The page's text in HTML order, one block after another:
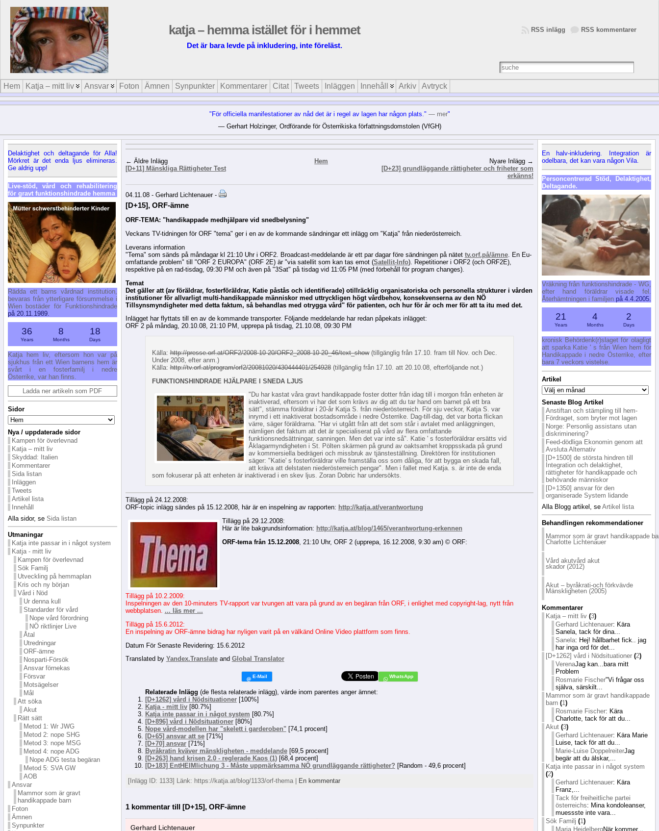
katja – hemma istället för i hemmet
Det är bara levde på inkludering, inte föreläst.
RSS kommentarer
RSS inlägg
Hem Katja – mitt liv Ansvar Foton Ämnen Synpunkter Kommentarer Citat Tweets Inläggen Innehåll Arkiv Avtryck
"För officiella manifestationer av nåd det är i regel av lagen har någon plats." — mer"
— Gerhart Holzinger, Ordförande för Österrikiska författningsdomstolen (VfGH)
Delaktighet och deltagande för Alla!
Mörkret är det enda ljus elimineras.
Ge aldrig upp!
Live-stöd, vård och rehabilitering
för gravt funktionshindrade hemma
Rädda ett barns vårdnad institution,
bevaras från ytterligare försummelse i
Wien bostäder för Funktionshindrade
på 20.11.1989.
36
Years
8
Months
18
Days
Katja hem liv, eftersom hon var på
sjukhus från ett Wien barnens hem är
svårt i en fosterfamilj i nedre
Österrike, var han finns.
Ladda ner artikeln som PDF
Sidor
Nya / uppdaterade sidor
Kampen för överlevnad
Katja – mitt liv
Skyddad: Italien
Kommentarer
Sida listan
Inläggen
Tweets
Artikel lista
Innehåll
Alla sidor, se Sida listan
Utmaningar
Katja inte passar in i något system
Katja - mitt liv
Kampen för överlevnad
Sök Familj
Utveckling på hemmaplan
Kris och ny början
Vård i Nöd
Ur denna kull
Standarder för vård
Nope vård förordning
NÖ riktlinjer Live
Åtal
Utredningar
ORF-ämne
Nosparti-Försök
Ansvar förnekas
Försvar
Motsägelser
Mål
Att söka
Akut
Rätt sätt
Metod 1: Wr JWG
Metod 2: nope SHG
Metod 3: nope MSG
Metod 4: nope ADG
Nope ADG testa begäran
Metod 5: SVA GW
AOB
Ansvar
Mammor som är gravt
handikappade barn
Foton
Ämnen
Synpunkter
← Äldre Inlägg
[D+11] Mänskliga Rättigheter Test
Hem
Nyare Inlägg →
[D+23] grundläggande rättigheter och friheter som
erkänns!
04.11.08 - Gerhard Lichtenauer -
[D+15], ORF-ämne
ORF-TEMA: "handikappade medhjälpare vid snedbelysning"
Veckans TV-tidningen för ORF "tema" ger i en av de kommande sändningar ett inlägg om "Katja" från niederösterreich.
Leverans information
"Tema" som sänds på måndagar kl 21:10 Uhr i ORF2. Broadcast-meddelande är ett par dagar före sändningen på nätet tv.orf.på/ämne. En Eu-
omfattande problem" till "ORF 2 EUROPA" (ORF 2E) är "via satellit som kan tas emot (Satellit-Info). Repetitioner i ORF2 (och ORF2E),
respektive på en rad-tisdag, 09:30 PM och även på "3Sat" på tisdag vid 11:05 PM (med förbehåll för program changes).
Temat
Det gäller att (av föräldrar, fosterföräldrar, Katie påstås och identifierade) otillräcklig organisatoriska och personella strukturer i vården
institutioner för allvarligt multi-handikappade människor med uttryckligen högt vårdbehov, konsekvenserna av den NÖ
Tillsynsmyndigheter med detta faktum, så behandlas med otrygga vård" för patienten, och hur för år och mer för att ta itu med det.
Inlägget har flyttats till en av de kommande transporter. Följande meddelande har redan påpekats inlägget:
ORF 2 på måndag, 20.10.08, 21:10 PM, upprepa på tisdag, 21.10.08, 09:30 PM
Källa:http://presse.orf.at/ORF2/2008-10-20/ORF2_2008-10-20_46/text_show(tillgänglig från 17.10. fram till Nov. och Dec.
Under 2008, efter anm.)
Källa:http://tv.orf.at/program/orf2/20081020/430444401/254928(tillgänglig från 17.10. att 20.10.08, efterföljande not.)
FUNKTIONSHINDRADE HJÄLPARE I SNEDA LJUS
"Du har kastat våra gravt handikappade foster dotter från idag till i morgon från enheten är
inaktiverad, eftersom vi har det som krävs av dig att du tar hand om barnet på ett bra
sätt", stämma föräldrar i 20-år Katja S. från niederösterreich. För sju veckor, Katja S. var
inrymd i ett inaktiverat bostadsområde i nedre Österrike. Dag-till-dag, det var borta flickan
värre, säger föräldrarna. "Har vi utgått från att det som står i avtalet med anläggningen,
nämligen det faktum att det är specialiserat på vård av flera omfattande
funktionsnedsättningar, sanningen. Men det var inte så". Katie ' s fosterföräldrar ersätts vid
Åklagarmyndigheten i St. Pölten skärmen på grund av oaktsamhet kroppsskada på grund
av kommersiella bedrägeri och missbruk av tjänsteställning. Direktören för institutionen
säger: "Katie' s fosterföräldrar ville framställa oss som dåliga, för att bygga en skada fall,
att kräva att delstaten niederösterreich pengar". Men i fallet med Katja. s. är inte de enda
som fokuserar på att enheten är inaktiverad i en skev ljus. Zoran Dobric har undersökts.
Tillägg på 24.12.2008:
ORF-topic inlägg sändes på 15.12.2008, här är en inspelning av rapporten: http://katja.at/verantwortung
Tillägg på 29.12.2008:
Här är lite bakgrundsinformation: http://katja.at/blog/1465/verantwortung-erkennen
ORF-tema från 15.12.2008, 21:10 Uhr, ORF 2 (upprepa, 16.12.2008, 9:30 am) © ORF:
Tillägg på 10.2.2009:
Inspelningen av den 10-minuters TV-rapport var tvungen att vara på grund av en begäran från ORF, i enlighet med copyright-lag, nytt från
webbplatsen. ... läs mer ...
Tillägg på 15.6.2012:
En inspelning av ORF-ämne bidrag har nyligen varit på en välkänd Online Video plattform som finns.
Datum För Senaste Revidering: 15.6.2012
Translated by Yandex.Translateand Global Translator
Relaterade Inlägg (de flesta relaterade inlägg), värde inom parentes anger ämnet:
[D+1262] vård i Nödsituationer[100%]
Katja - mitt liv[80.7%]
Katja inte passar in i något system [80.7%]
[D+896] vård i Nödsituationer[80%]
Nope vård-modellen har "skelett i garderoben"[74,1 procent]
[D+65] ansvar att se[71%]
[D+70] ansvar[71%]
Byråkratin kväver mänskligheten - meddelande[69,5 procent]
[D+263] hand krisen 2.0 - reglerade Kaos (1)[68,4 procent]
[D+183] EntHEIMlichung 3 - Måste uppmärksamma NÖ grundläggande rättigheter? [Random - 49,6 procent]
[Inlägg ID: 1133] Länk: https://katja.at/blog/1133/orf-thema | En kommentar
1 kommentar till [D+15], ORF-ämne
Gerhard Lichtenauer
En halv-inkludering. Integration är
odelbara, det kan vara någon Vila.
Personcentrerad Stöd, Delaktighet,
Deltagande.
Vräkning från funktionshindrade - WG,
efter hand föräldrar visade fel.
Återhämtningen i familjenpå 4.4.2005.
21
Years
4
Months
2
Days
kronisk Behördenk(r)slaget för olagligt
att sparka Katie ' s från Wien hem för
Handikappade i nedre Österrike, efter
bara 7 veckors vistelse.
Artikel
Artikel
Senaste Blog Artikel
Anstiftan och stämpling till hem-
Fördraget, som bryter mot lagen
Norge: Personlig assistans utan
diskriminering?
Feed-dödliga Ekonomin genom att
Avsluta Alternativ
[D+1500] de största hindren till
Integration och delaktighet,
rättigheter för handikappade och
behövande människor
[D+1350] ansvar för den
organiserade System lidande
Alla Blogg artikel, se Artikel lista
Behandlingen rekommendationer
Mammor som är gravt handikappade
Charlotte Lichtenauer
Vård akutvård akut
skador (2012)
Akut – byråkrati-och förkvävde
Mänskligheten (2005)
Kommentarer
Katja – mitt liv(3)
Gerhard Lichtenauer: Kära
Sanela, tack för dina...
Sanela: Hej! hållbarhet fick.. jag
har inga ord för det...
[D+1262] vård i Nödsituationer(2)
VerenaJag kan...bara mitt
Problem
Rosmarie Fischer"Vi frågar oss
själva, särskilt...
Mammor som är gravt handikappade
barn(1 )
Rosmarie Fischer: Kära
Charlotte, tack för att du...
Akut(3)
Gerhard Lichtenauer: Kära Marie
Luise, tack för att du...
Marie-Luise DoppelreiterJag
begär att du älskar,...
Katja inte passar in i något system
(2)
Gerhard Lichtenauer: Kära
Franz,...
Tack för freiheitliche partei
österreichs: Mina kondoleanser,
muessste inte vara...
Sök Familj (1 )
Maria HeidelbergNär kommer...